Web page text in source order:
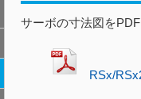
サーボの寸法図を
RSx/